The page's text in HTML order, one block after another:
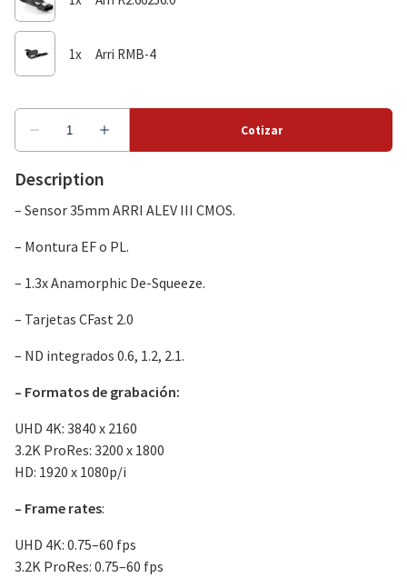
Description
– Sensor 35mm ARRI ALEV III CMOS.
– Montura EF o PL.
– 1.3x Anamorphic De-Squeeze.
– Tarjetas CFast 2.0
– ND integrados 0.6, 1.2, 2.1.
– Formatos de grabación:
UHD 4K: 3840 x 2160
3.2K ProRes: 3200 x 1800
HD: 1920 x 1080p/i
– Frame rates:
UHD 4K: 0.75–60 fps
3.2K ProRes: 0.75–60 fps